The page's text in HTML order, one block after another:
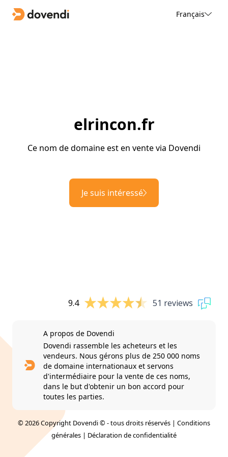
Français
elrincon.fr
Ce nom de domaine est en vente via Dovendi
Je suis intéressé
9.4 51 reviews
A propos de Dovendi
Dovendi rassemble les acheteurs et les
vendeurs. Nous gérons plus de 250 000 noms
de domaine internationaux et servons
d'intermédiaire pour la vente de ces noms,
dans le but d'obtenir un bon accord pour
toutes les parties.
© 2026 Copyright Dovendi © - tous droits réservés | Conditions
générales | Déclaration de confidentialité